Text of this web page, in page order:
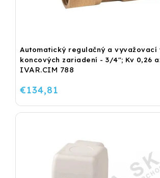
Automatický regulačný a vyvažovací
koncových zariadení - 3/4"; Kv 0,26
IVAR.CIM 788
€134,81